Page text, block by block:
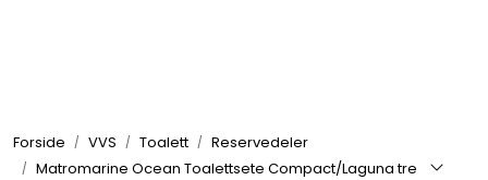
Forside VVS Toalett
Reservedeler
Matromarine Ocean Toalettsete Compact/Laguna tre
Elektrisk